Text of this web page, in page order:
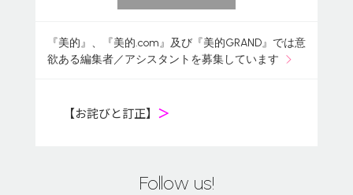
『美的』、『美的.com』及び『美的GRAND』では意
欲ある編集者／アシスタントを募集しています
【お詫びと訂正】 ＞
Follow us!